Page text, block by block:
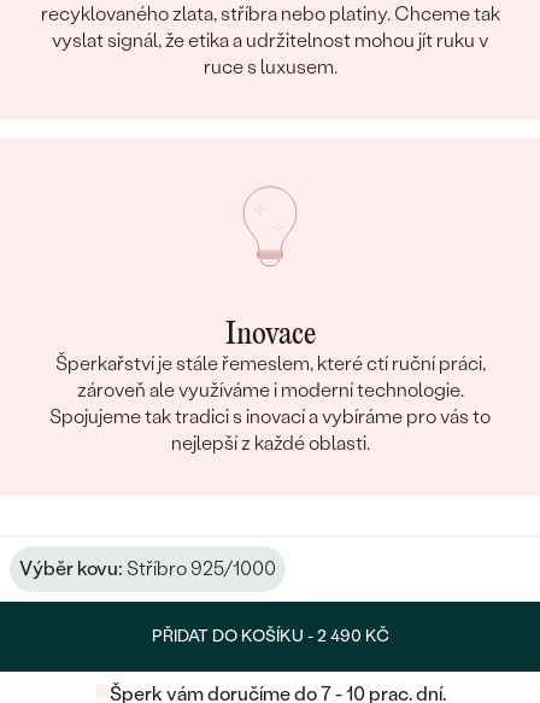
recyklovaného zlata, stříbra nebo platiny. Chceme tak
vyslat signál, že etika a udržitelnost mohou jít ruku v
ruce s luxusem.
Inovace
Šperkařství je stále řemeslem, které ctí ruční práci,
zároveň ale využíváme i moderní technologie.
Spojujeme tak tradici s inovací a vybíráme pro vás to
nejlepší z každé oblasti.
Výběr kovu: Stříbro 925/1000
PŘIDAT DO KOŠÍKU -2 490 KČ
Šperk vám doručíme do 7 - 10 prac. dní.